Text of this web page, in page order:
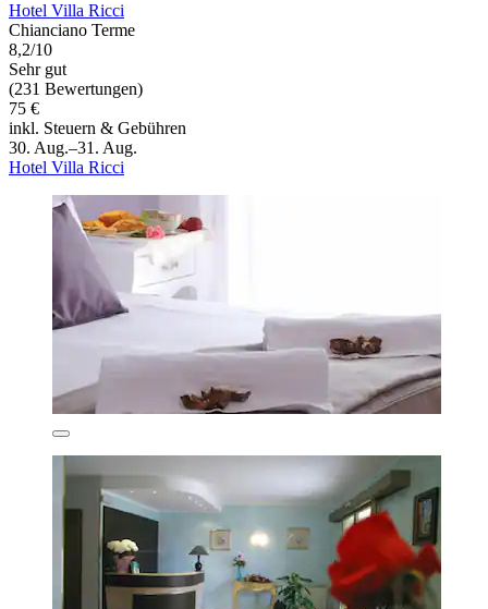
Hotel Villa Ricci
Chianciano Terme
8,2/10
Sehr gut
(231 Bewertungen)
75 €
inkl. Steuern & Gebühren
30. Aug.–31. Aug.
Hotel Villa Ricci